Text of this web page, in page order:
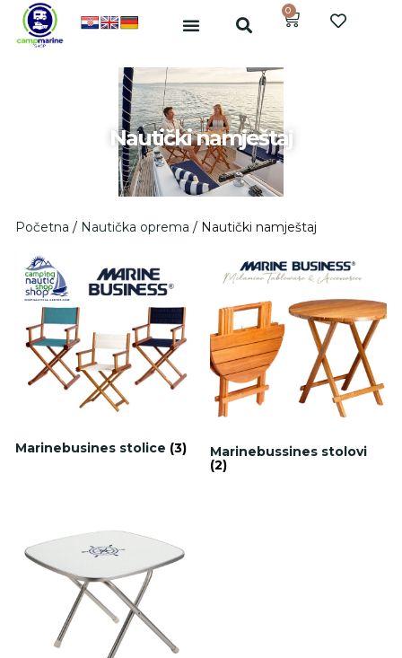
0
Nautički namještaj
Početna / Nautička oprema / Nautički namještaj
Marinebusines stolice (3)
Marinebussines stolovi
(2)